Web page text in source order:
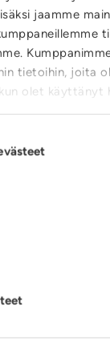
jaamme
tietoihin, joita
olet käyttänyt
31